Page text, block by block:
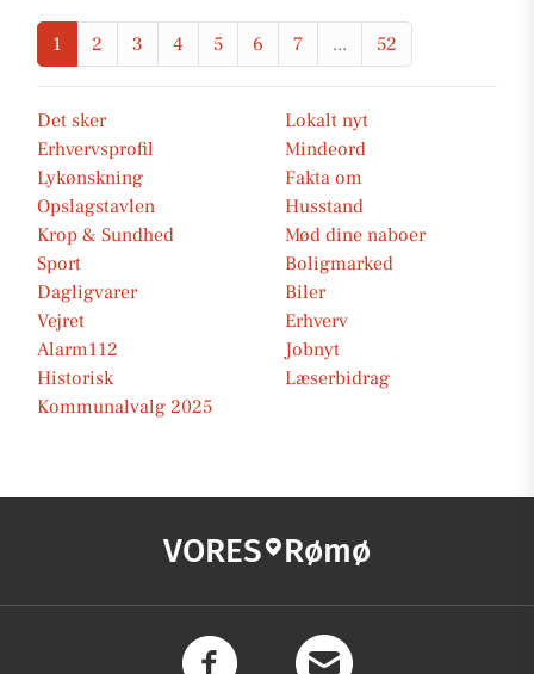
1 2 3 4 5 6 7 ... 52
Det sker
Lokalt nyt
Erhvervsprofil
Mindeord
Lykønskning
Fakta om
Opslagstavlen
Husstand
Krop & Sundhed
Mød dine naboer
Sport
Boligmarked
Dagligvarer
Biler
Vejret
Erhverv
Alarm112
Jobnyt
Historisk
Læserbidrag
Kommunalvalg 2025
VORES Rømø